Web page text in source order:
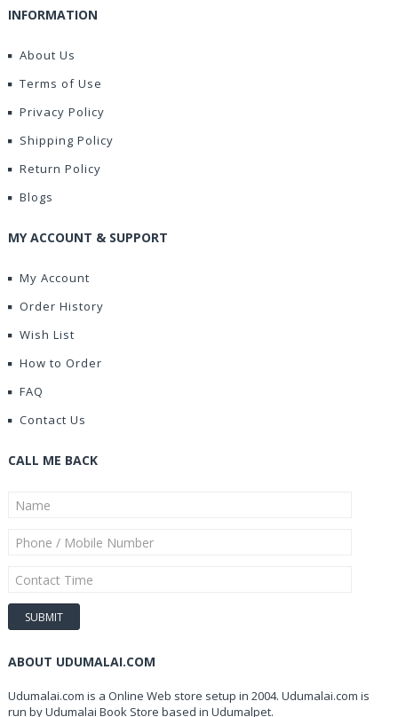
INFORMATION
About Us
Terms of Use
Privacy Policy
Shipping Policy
Return Policy
Blogs
MY ACCOUNT & SUPPORT
My Account
Order History
Wish List
How to Order
FAQ
Contact Us
CALL ME BACK
ABOUT UDUMALAI.COM
Udumalai.com is a Online Web store setup in 2004. Udumalai.com is
run by Udumalai Book Store based in Udumalpet.